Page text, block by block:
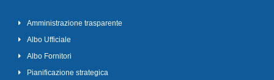
Amministrazione trasparente
Albo Ufficiale
Albo Fornitori
Pianificazione strategica